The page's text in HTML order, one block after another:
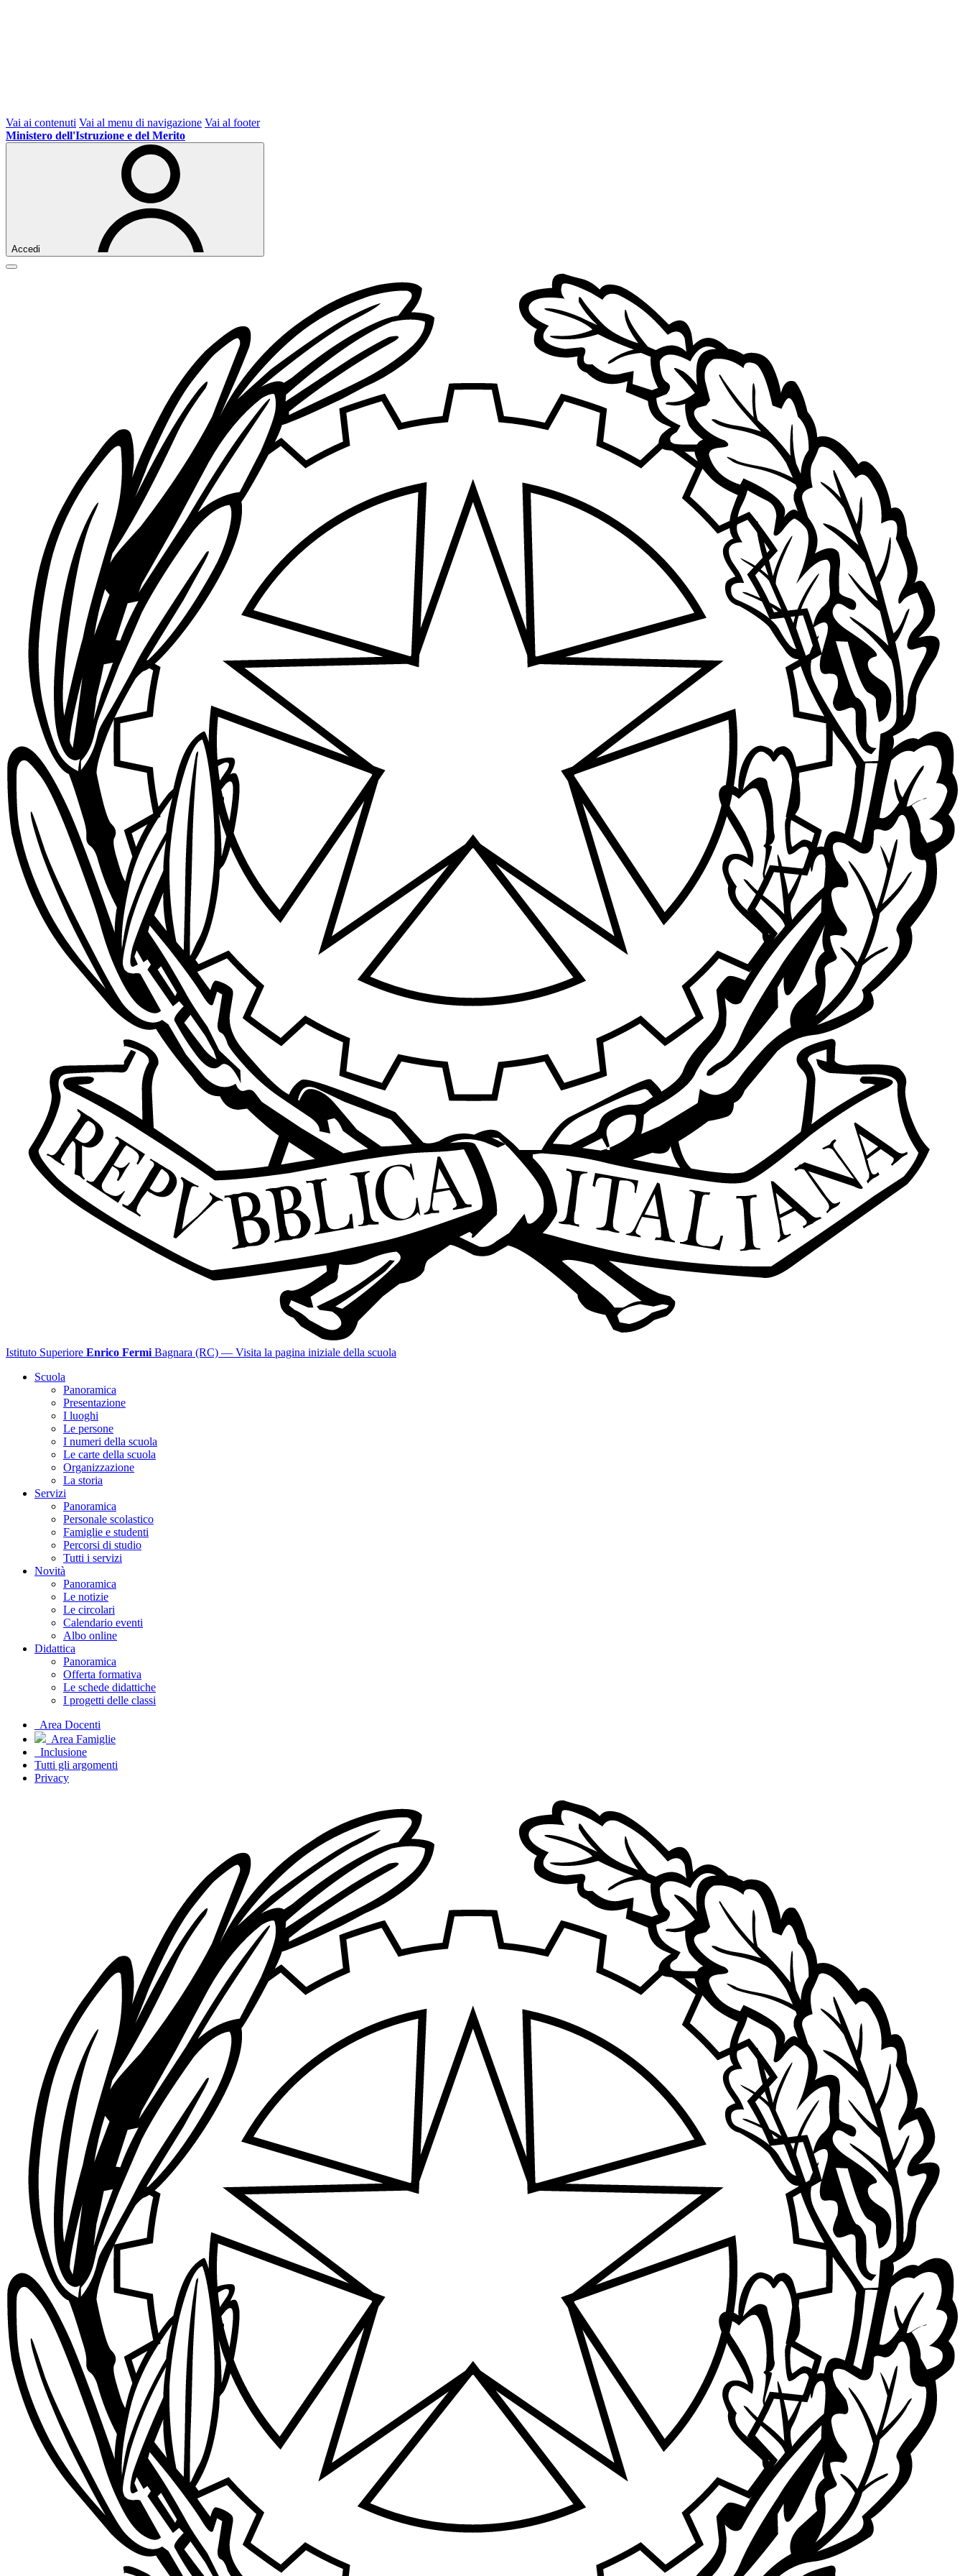
Vai ai contenuti Vai al menu di navigazione Vai al footer
Ministero dell'Istruzione e del Merito
Accedi
Istituto Superiore Enrico Fermi Bagnara (RC) — Visita la pagina iniziale della scuola
Scuola
Panoramica
Presentazione
I luoghi
Le persone
I numeri della scuola
Le carte della scuola
Organizzazione
La storia
Servizi
Panoramica
Personale scolastico
Famiglie e studenti
Percorsi di studio
Tutti i servizi
Novità
Panoramica
Le notizie
Le circolari
Calendario eventi
Albo online
Didattica
Panoramica
Offerta formativa
Le schede didattiche
I progetti delle classi
Area Docenti
Area Famiglie
Inclusione
Tutti gli argomenti
Privacy